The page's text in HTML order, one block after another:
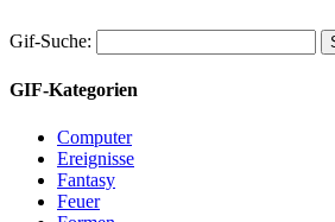
Gif-Suche:
GIF-Kategorien
Computer
Ereignisse
Fantasy
Feuer